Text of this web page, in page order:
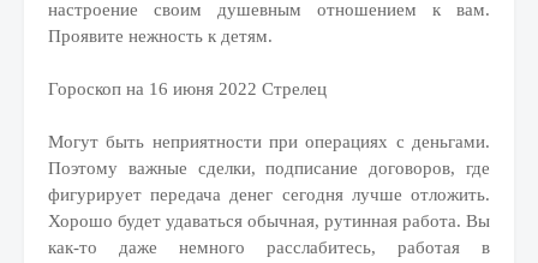
настроение своим душевным отношением к вам.
Проявите нежность к детям.
Гороскоп на 16 июня 2022 Стрелец
Могут быть неприятности при операциях с деньгами.
Поэтому важные сделки, подписание договоров, где
фигурирует передача денег сегодня лучше отложить.
Хорошо будет удаваться обычная, рутинная работа. Вы
как-то даже немного расслабитесь, работая в